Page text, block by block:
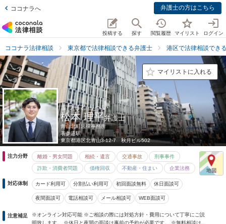
ココナラへ 弁護士の方はこちら
投稿する 探す 閲覧履歴 マイリスト ログイン
ココナラ法律相談 東京都で法律相談できる弁護士 港区で法律相談でき
マイリストに入れる
まつもと りへい
松本 理平弁護士
青山北町法律事務所
表参道駅
東京都港区北青山3-12-7 秋月ビル502
注力分野 離婚・男女問題 相続・遺言 交通事故 刑事事件
詐欺・消費者問題 債権回収 不動産・住まい 企業法務
対応体制 カード利用可 分割払い利用可 初回面談無料 休日面談可
夜間面談可 電話相談可 メール相談可 WEB面談可
注意補足
※オンライン対応可能 ※ご相談の際には対処方針・費用について丁寧にご説
明致します。 ※休日と夜間の面談は事前の予約が必要です。 ※無料相談は、